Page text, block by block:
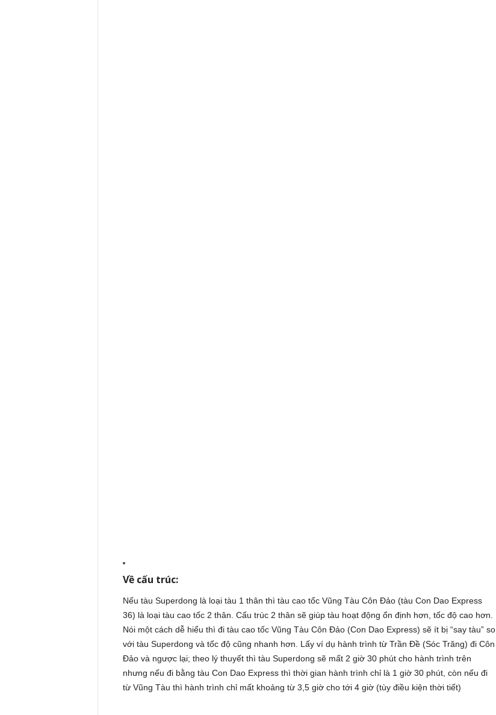
Về cấu trúc:
Nếu tàu Superdong là loại tàu 1 thân thì tàu cao tốc Vũng Tàu Côn Đảo (tàu Con Dao Express
36) là loại tàu cao tốc 2 thân. Cấu trúc 2 thân sẽ giúp tàu hoạt động ổn định hơn, tốc độ cao hơn.
Nói một cách dễ hiểu thì đi tàu cao tốc Vũng Tàu Côn Đảo (Con Dao Express) sẽ ít bị “say tàu” so
với tàu Superdong và tốc độ cũng nhanh hơn. Lấy ví dụ hành trình từ Trần Đề (Sóc Trăng) đi Côn
Đảo và ngược lại; theo lý thuyết thì tàu Superdong sẽ mất 2 giờ 30 phút cho hành trình trên
nhưng nếu đi bằng tàu Con Dao Express thì thời gian hành trình chỉ là 1 giờ 30 phút, còn nếu đi
từ Vũng Tàu thì hành trình chỉ mất khoảng từ 3,5 giờ cho tới 4 giờ (tùy điều kiện thời tiết)